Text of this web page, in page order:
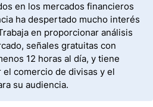
en los mercados financieros
ha despertado mucho interés
en proporcionar análisis
señales gratuitas con
12 horas al día, y tiene
comercio de divisas y el
su audiencia.